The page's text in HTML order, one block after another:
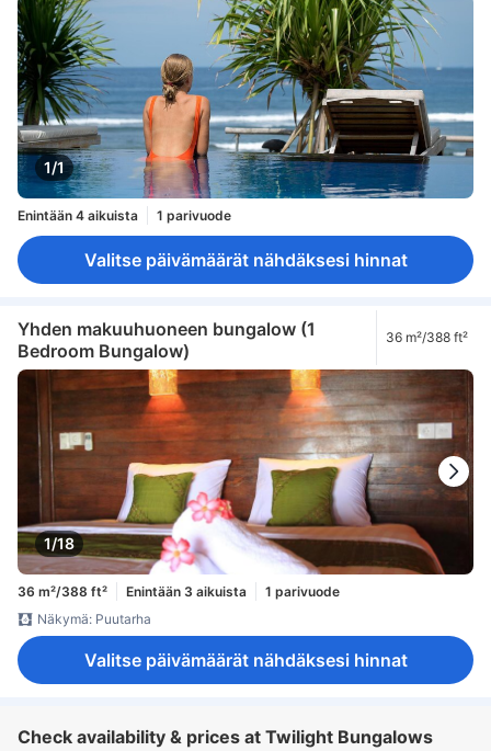
1/1
Enintään 4 aikuista 1 parivuode
Valitse päivämäärät nähdäksesi hinnat
Yhden makuuhuoneen bungalow (1
Bedroom Bungalow)
36 m²/388 ft²
1/18
36 m²/388 ft² Enintään 3 aikuista
1 parivuode
Näkymä: Puutarha
Valitse päivämäärät nähdäksesi hinnat
Check availability & prices at Twilight Bungalows